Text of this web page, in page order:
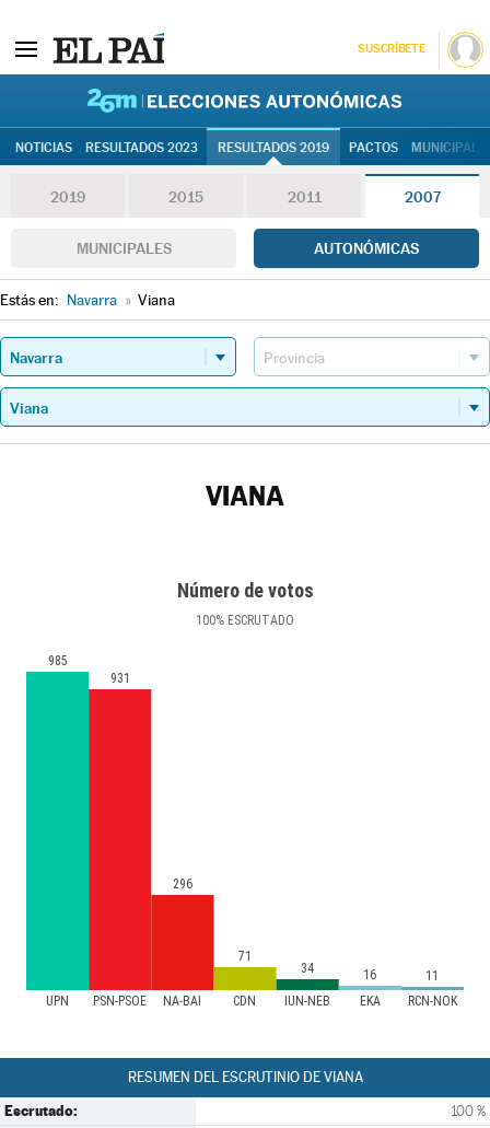
SUSCRÍBETE
NOTICIAS RESULTADOS 2023 RESULTADOS 2019 PACTOS
2019 2015 2011 2007
MUNICIPALES AUTONÓMICAS
Estás en: Navarra » Viana
VIANA
Número de votos
100% ESCRUTADO
UPN PSN-PSOE NA-BAI CDN IUN-NEB EKA RCN-NOK
985
931
296
71
34 16 11
RESUMEN DEL ESCRUTINIO DE VIANA
Escrutado: 100 %